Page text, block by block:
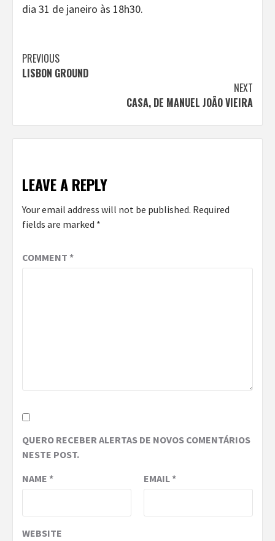
dia 31 de janeiro às 18h30.
Continue
Reading
PREVIOUS
LISBON GROUND
NEXT
CASA, DE MANUEL JOÃO VIEIRA
LEAVE A REPLY
Your email address will not be published. Required
fields are marked *
COMMENT *
QUERO RECEBER ALERTAS DE NOVOS COMENTÁRIOS
NESTE POST.
NAME * EMAIL*
WEBSITE